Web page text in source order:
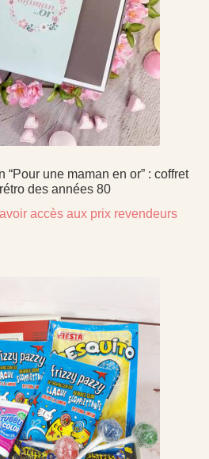
“Pour une maman en or” : coffret
des années 80
accès aux prix revendeurs